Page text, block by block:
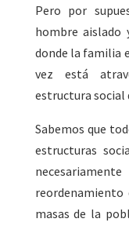
Pero por
hombre aislado
donde la familia
vez está
estructura social
Sabemos que
estructuras
masas de la